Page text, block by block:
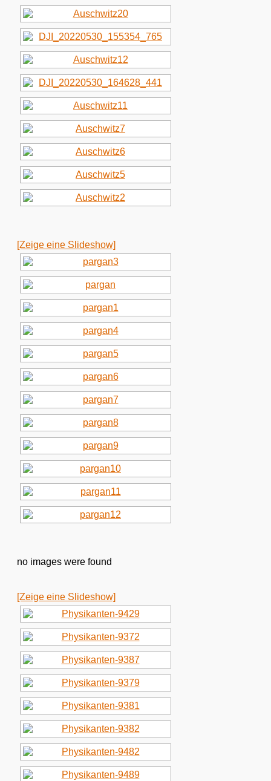
[Zeige eine Slideshow]
no images were found
[Zeige eine Slideshow]